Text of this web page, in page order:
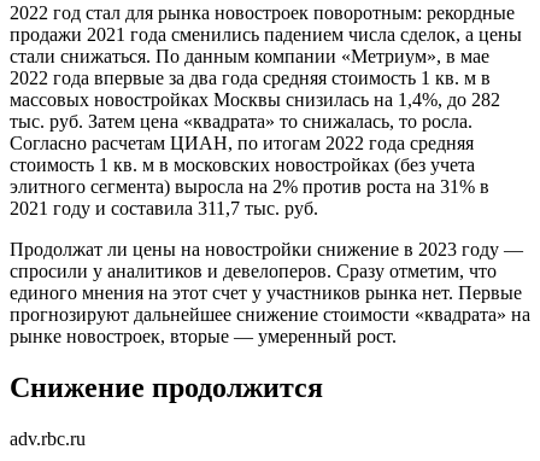
2022 год стал для рынка новостроек поворотным: рекордные
продажи 2021 года сменились падением числа сделок, а цены
стали снижаться. По данным компании «Метриум», в мае
2022 года впервые за два года средняя стоимость 1 кв. м в
массовых новостройках Москвы снизилась на 1,4%, до 282
тыс. руб. Затем цена «квадрата» то снижалась, то росла.
Согласно расчетам ЦИАН, по итогам 2022 года cредняя
стоимость 1 кв. м в московских новостройках (без учета
элитного сегмента) выросла на 2% против роста на 31% в
2021 году и составила 311,7 тыс. руб.
Продолжат ли цены на новостройки снижение в 2023 году —
спросили у аналитиков и девелоперов. Сразу отметим, что
единого мнения на этот счет у участников рынка нет. Первые
прогнозируют дальнейшее снижение стоимости «квадрата» на
рынке новостроек, вторые — умеренный рост.
Снижение продолжится
adv.rbc.ru